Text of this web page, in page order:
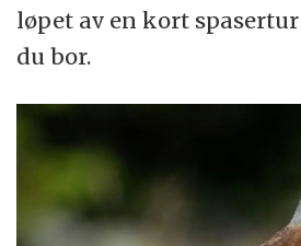
løpet av en kort
du bor.